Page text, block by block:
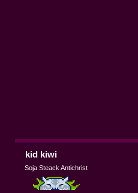
kid kiwi
Soja Steack Antichrist